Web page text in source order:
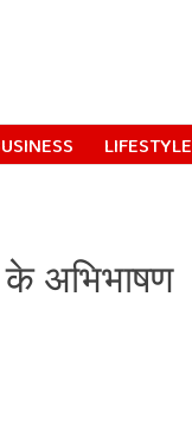
LIFESTYLE
अभिभाषण